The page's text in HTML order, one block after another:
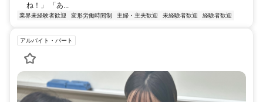
ね！」 「あ...
業界未経験者歓迎 変形労働時間制 主婦・主夫歓迎 未経験者歓迎 経験者歓迎
アルバイト・パート